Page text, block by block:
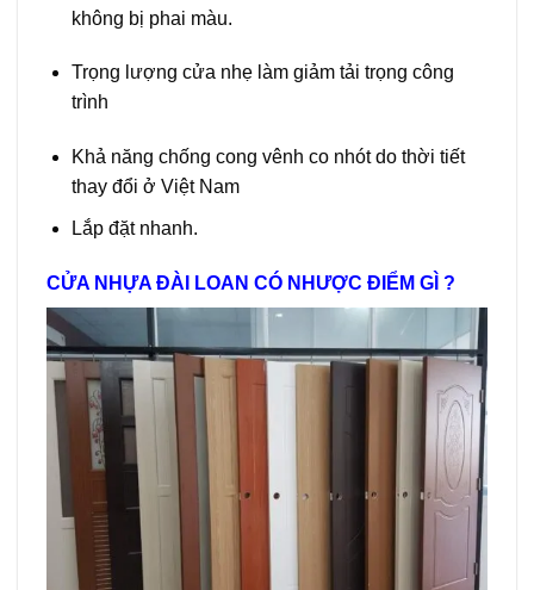
không bị phai màu.
Trọng lượng cửa nhẹ làm giảm tải trọng công
trình
Khả năng chống cong vênh co nhót do thời tiết
thay đổi ở Việt Nam
Lắp đặt nhanh.
CỬA NHỰA ĐÀI LOAN CÓ NHƯỢC ĐIỂM GÌ ?